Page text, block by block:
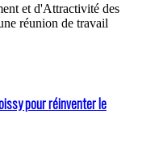
et d'Attractivité des
réunion de travail
pour réinventer le